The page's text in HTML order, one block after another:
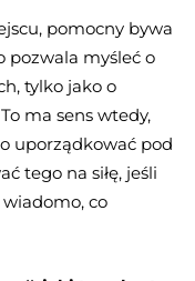
pomocny bywa
pozwala myśleć o
tylko jako o
ma sens wtedy,
uporządkować pod
tego na siłę, jeśli
co